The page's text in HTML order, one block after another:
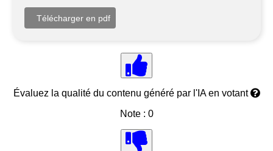
Évaluez la qualité du contenu généré par l'IA en votant
Note : 0